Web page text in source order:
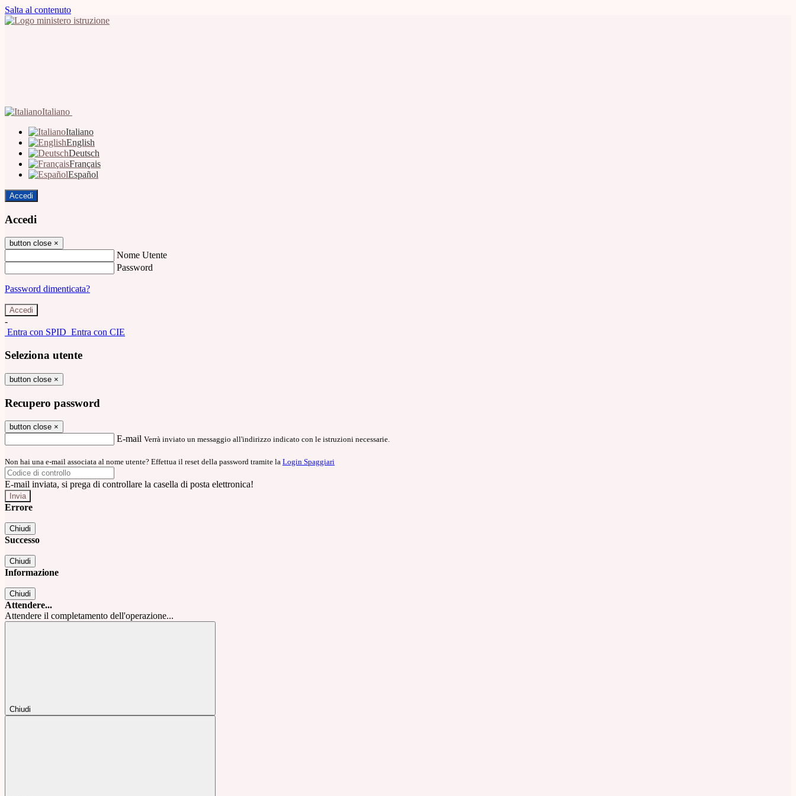
Salta al contenuto
Italiano
Italiano
English
Deutsch
Français
Español
Accedi
Accedi
button close ×
Nome Utente
Password
Password dimenticata?
-
Entra con SPID Entra con CIE
Seleziona utente
button close ×
Recupero password
button close ×
E-mail Verrà inviato un messaggio all'indirizzo indicato con le istruzioni necessarie.
Non hai una e-mail associata al nome utente? Effettua il reset della password tramite la Login Spaggiari
E-mail inviata, si prega di controllare la casella di posta elettronica!
Errore
Chiudi
Successo
Chiudi
Informazione
Chiudi
Attendere...
Attendere il completamento dell'operazione...
Chiudi